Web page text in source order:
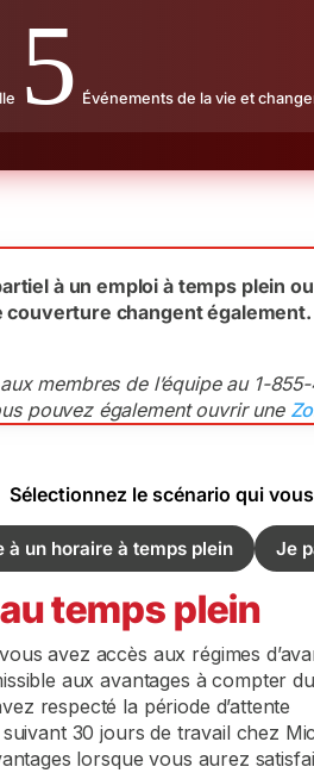
5 Événements de la vie et
à un emploi à temps plein
changent
membres de l’équipe au 1-
pouvez également ouvrir une
Sélectionnez le scénario qui
à un horaire à temps plein Je
temps plein
avez accès aux régimes
aux avantages à compter
respecté la période d’attente
30 jours de travail chez
lorsque vous aurez